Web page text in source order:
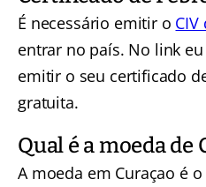
É necessário emitir o
entrar no país. No link
emitir o seu certificado
gratuita.
Qual é a moeda de
A moeda em Curaçao é